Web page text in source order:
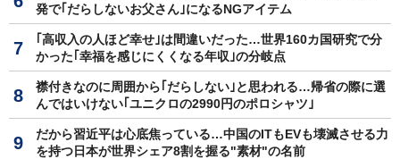
発で｢だらしないお父さん｣になるNGアイテム
｢高収入の人ほど幸せ｣は間違いだった…世界160カ国研究で分
かった｢幸福を感じにくくなる年収｣の分岐点
襟付きなのに周囲から｢だらしない｣と思われる…帰省の際に選
んではいけない｢ユニクロの2990円のポロシャツ｣
だから習近平は心底焦っている…中国のITもEVも壊滅させる力
を持つ日本が世界シェア8割を握る"素材"の名前